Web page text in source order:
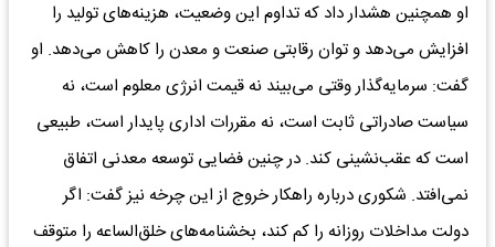
او همچنین هشدار داد که تداوم این وضعیت، هزینه‌های تولید را
افزایش می‌دهد و توان رقابتی صنعت و معدن را کاهش می‌دهد. او
گفت: سرمایه‌گذار وقتی می‌بیند نه قیمت انرژی معلوم است، نه
سیاست صادراتی ثابت است، نه مقررات اداری پایدار است، طبیعی
است که عقب‌نشینی کند. در چنین فضایی توسعه معدنی اتفاق
نمی‌افتد. شکوری درباره راهکار خروج از این چرخه نیز گفت: اگر
دولت مداخلات روزانه را کم کند، بخشنامه‌های خلق‌الساعه را متوقف